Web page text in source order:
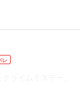
耐性があり、自由奔
いう人間心理の考
、実は英之の緻密に
のではないかという
た。
レ